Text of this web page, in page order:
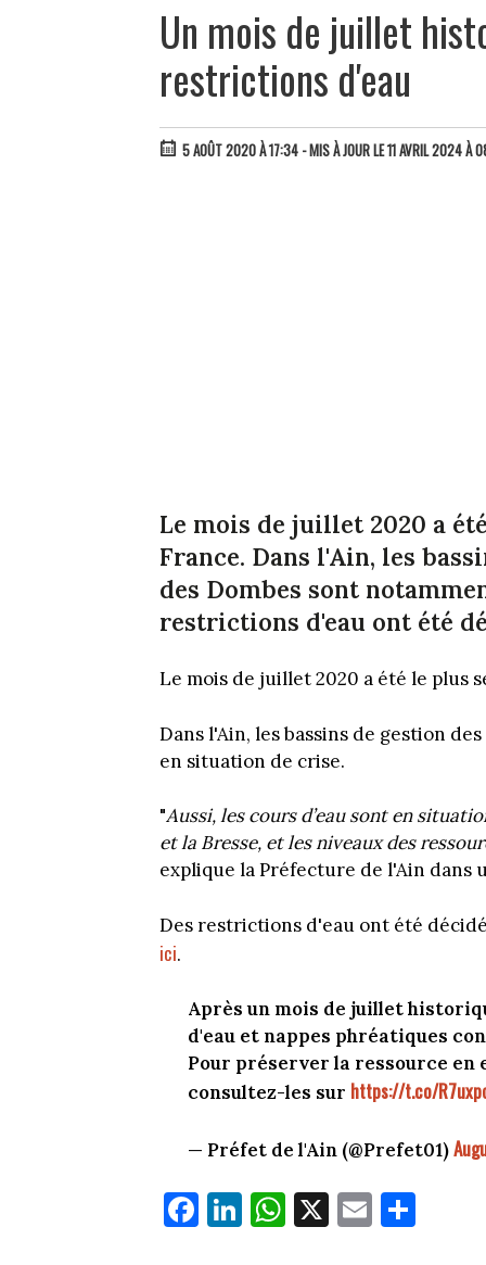
Un mois de juillet
restrictions d'eau
5 AOÛT 2020 À 17:34 - MIS À JOUR LE 11 AVRIL 2024 À
Le mois de juillet 2020 a
France. Dans l'Ain, les
des Dombes sont
restrictions d'eau ont été
Le mois de juillet 2020 a été le plus
Dans l'Ain, les bassins de gestion
en situation de crise.
"Aussi, les cours d’eau sont en
et la Bresse, et les niveaux des
explique la Préfecture de l'Ain dans
Des restrictions d'eau ont été
ici.
Après un mois de juillet
d'eau et nappes phréatiques
Pour préserver la ressource en
consultez-les sur https://t.co/
— Préfet de l'Ain (@Prefet01)
Fa
ce
Li
nk
W
ha
X E
m